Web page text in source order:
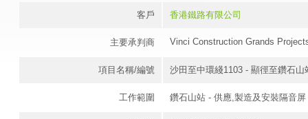
客戶 香港鐵路有限公司
主要承判商 Vinci Construction Grands
項目名稱/編號 沙田至中環綫1103 - 顯徑至鑽石
工作範圍 鑽石山站 - 供應,製造及安裝隔音屏